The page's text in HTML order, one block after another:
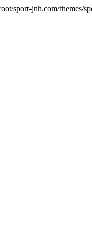
sport-jnh.com/themes/